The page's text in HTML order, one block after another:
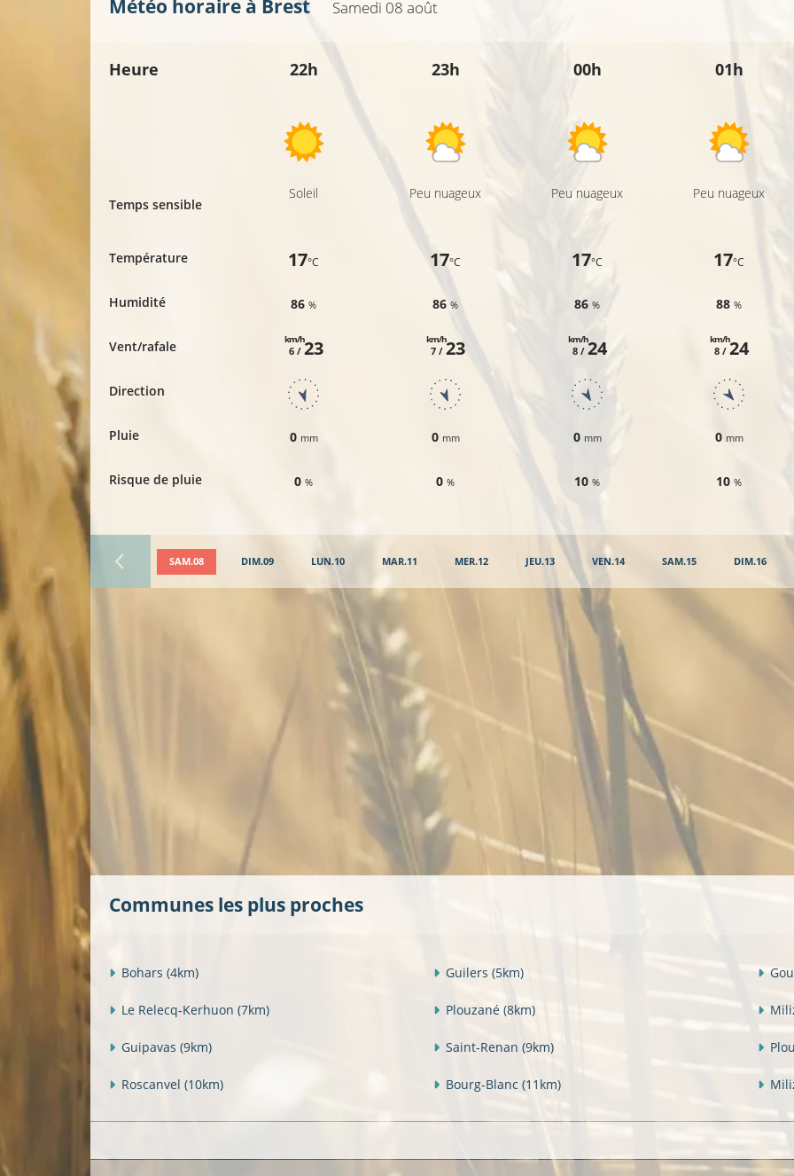
Météo horaire à Brest Samedi 08 août
Heure
Temps sensible
Température
Humidité
Vent/rafale
Direction
Pluie
Risque de pluie
22h
Soleil
17°C
86%
6 /
km/h23
0 mm
0%
23h
Peu nuageux
17°C
86%
7 /
km/h23
0 mm
0%
00h
Peu nuageux
17°C
86%
8 /
km/h24
0 mm
10%
01h
Peu nuageux
17°C
88%
8 /
km/h24
0 mm
10%
SAM.08 DIM.09 LUN.10 MAR.11 MER.12 JEU.13 VEN.14 SAM.15 DIM.16
Communes les plus proches
Bohars (4km) Guilers (5km)
Le Relecq-Kerhuon (7km) Plouzané (8km)
Guipavas (9km) Saint-Renan (9km)
Roscanvel (10km) Bourg-Blanc (11km)